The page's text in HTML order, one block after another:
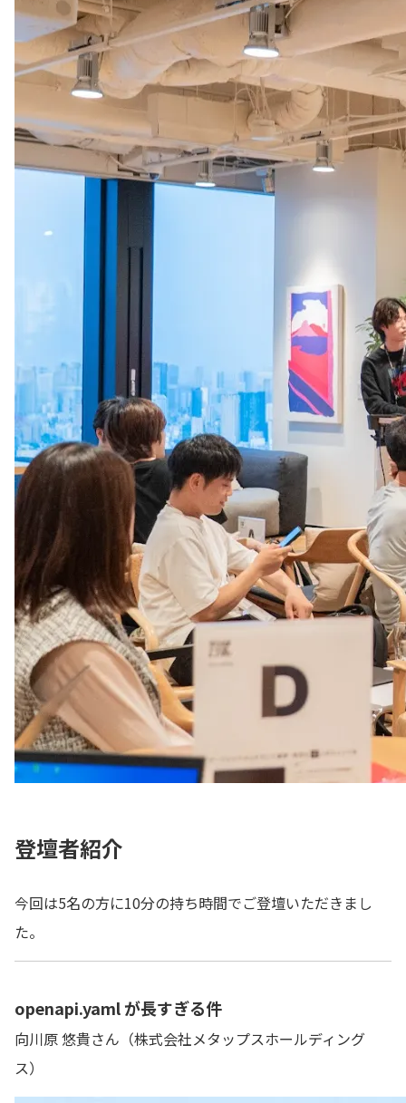
登壇者紹介
今回は5名の方に10分の持ち時間でご登壇いただきまし
た。
openapi.yaml が長すぎる件
向川原 悠貴さん（株式会社メタップスホールディング
ス）